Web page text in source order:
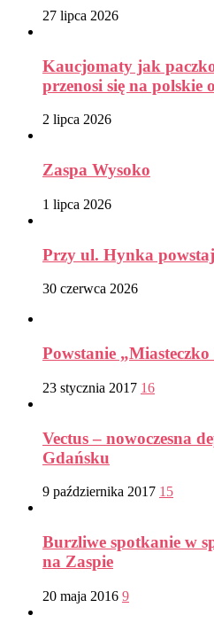
27 lipca 2026
Kaucjomaty jak
przenosi się na polskie
2 lipca 2026
Zaspa Wysoko
1 lipca 2026
Przy ul. Hynka
30 czerwca 2026
Powstanie „Miasteczko
23 stycznia 2017 16
Vectus – nowoczesna
Gdańsku
9 października 2017 15
Burzliwe spotkanie w
na Zaspie
20 maja 2016 9